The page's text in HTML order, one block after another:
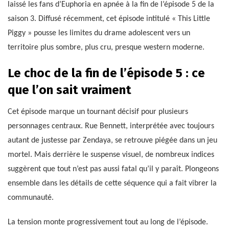
laissé les fans d’Euphoria en apnée à la fin de l’épisode 5 de la
saison 3. Diffusé récemment, cet épisode intitulé « This Little
Piggy » pousse les limites du drame adolescent vers un
territoire plus sombre, plus cru, presque western moderne.
Le choc de la fin de l’épisode 5 : ce
que l’on sait vraiment
Cet épisode marque un tournant décisif pour plusieurs
personnages centraux. Rue Bennett, interprétée avec toujours
autant de justesse par Zendaya, se retrouve piégée dans un jeu
mortel. Mais derrière le suspense visuel, de nombreux indices
suggèrent que tout n’est pas aussi fatal qu’il y paraît. Plongeons
ensemble dans les détails de cette séquence qui a fait vibrer la
communauté.
La tension monte progressivement tout au long de l’épisode.